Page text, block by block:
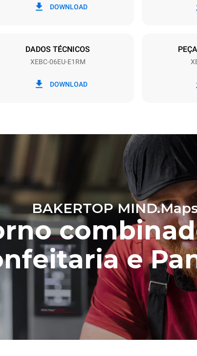
415V 3N~ / 220-240V 3~ / 220-240V
em kWh
rede à qual o
últimas podem
pela compra de
de fontes
calculada assumindo as seguintes
semanais (42 semanas/ano):
curta
DOWNLOAD
DADOS TÉCNICOS
XEBC-06EU-E1RM
DOWNLOAD
BAKERTOP
e